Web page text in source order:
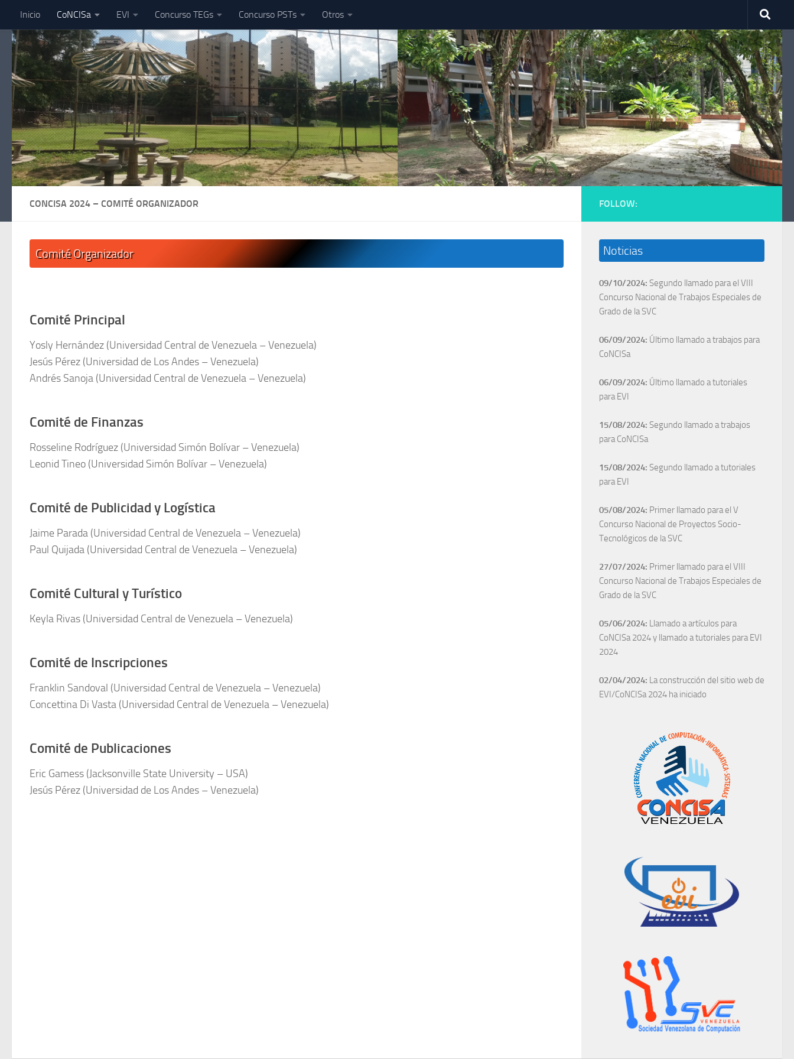
Skip to content
Inicio CoNCISa EVI Concurso TEGs Concurso PSTs Otros
CONCISA 2024 – COMITÉ ORGANIZADOR
Comité Organizador
Comité Principal
Yosly Hernández (Universidad Central de Venezuela – Venezuela)
Jesús Pérez (Universidad de Los Andes – Venezuela)
Andrés Sanoja (Universidad Central de Venezuela – Venezuela)
Comité de Finanzas
Rosseline Rodríguez (Universidad Simón Bolívar – Venezuela)
Leonid Tineo (Universidad Simón Bolívar – Venezuela)
Comité de Publicidad y Logística
Jaime Parada (Universidad Central de Venezuela – Venezuela)
Paul Quijada (Universidad Central de Venezuela – Venezuela)
Comité Cultural y Turístico
Keyla Rivas (Universidad Central de Venezuela – Venezuela)
Comité de Inscripciones
Franklin Sandoval (Universidad Central de Venezuela – Venezuela)
Concettina Di Vasta (Universidad Central de Venezuela – Venezuela)
Comité de Publicaciones
Eric Gamess (Jacksonville State University – USA)
Jesús Pérez (Universidad de Los Andes – Venezuela)
FOLLOW:
Noticias
09/10/2024: Segundo llamado para el VIII
Concurso Nacional de Trabajos Especiales de
Grado de la SVC
06/09/2024: Último llamado a trabajos para
CoNCISa
06/09/2024: Último llamado a tutoriales
para EVI
15/08/2024: Segundo llamado a trabajos
para CoNCISa
15/08/2024: Segundo llamado a tutoriales
para EVI
05/08/2024: Primer llamado para el V
Concurso Nacional de Proyectos Socio-
Tecnológicos de la SVC
27/07/2024: Primer llamado para el VIII
Concurso Nacional de Trabajos Especiales de
Grado de la SVC
05/06/2024: Llamado a artículos para
CoNCISa 2024 y llamado a tutoriales para EVI
2024
02/04/2024: La construcción del sitio web de
EVI/CoNCISa 2024 ha iniciado